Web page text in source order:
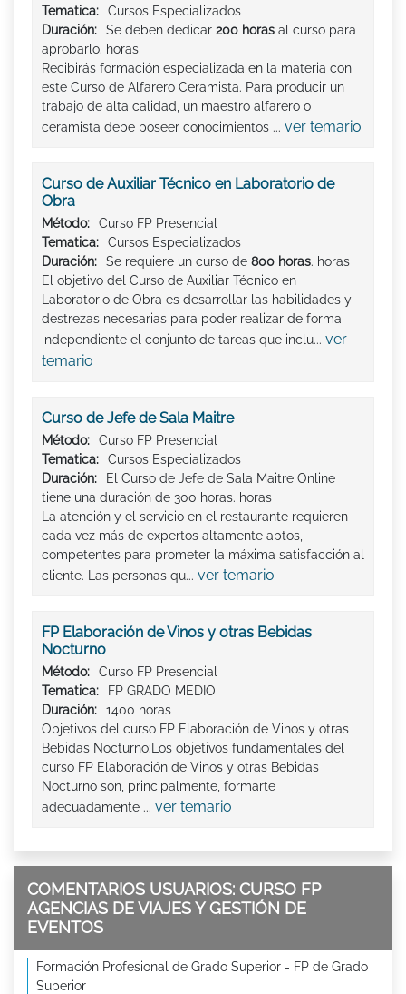
Tematica:
Cursos Especializados
Duración:
Se deben dedicar 200 horas al curso para
aprobarlo. horas
Recibirás formación especializada en la materia con
este Curso de Alfarero Ceramista. Para producir un
trabajo de alta calidad, un maestro alfarero o
ceramista debe poseer conocimientos ... ver temario
Curso de Auxiliar Técnico en Laboratorio de
Obra
Método:
Curso FP Presencial
Tematica:
Cursos Especializados
Duración:
Se requiere un curso de 800 horas. horas
El objetivo del Curso de Auxiliar Técnico en
Laboratorio de Obra es desarrollar las habilidades y
destrezas necesarias para poder realizar de forma
independiente el conjunto de tareas que inclu... ver
temario
Curso de Jefe de Sala Maitre
Método:
Curso FP Presencial
Tematica:
Cursos Especializados
Duración:
El Curso de Jefe de Sala Maitre Online
tiene una duración de 300 horas. horas
La atención y el servicio en el restaurante requieren
cada vez más de expertos altamente aptos,
competentes para prometer la máxima satisfacción al
cliente. Las personas qu... ver temario
FP Elaboración de Vinos y otras Bebidas
Nocturno
Método:
Curso FP Presencial
Tematica:
FP GRADO MEDIO
Duración:
1400 horas
Objetivos del curso FP Elaboración de Vinos y otras
Bebidas Nocturno:Los objetivos fundamentales del
curso FP Elaboración de Vinos y otras Bebidas
Nocturno son, principalmente, formarte
adecuadamente ... ver temario
COMENTARIOS USUARIOS: CURSO FP
AGENCIAS DE VIAJES Y GESTIÓN DE
EVENTOS
Formación Profesional de Grado Superior - FP de Grado
Superior